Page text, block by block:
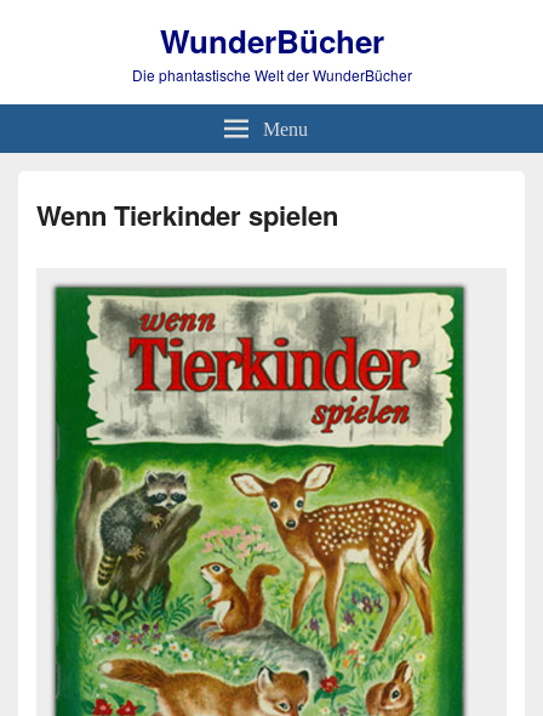
WunderBücher
Die phantastische Welt der WunderBücher
Menu
Wenn Tierkinder spielen